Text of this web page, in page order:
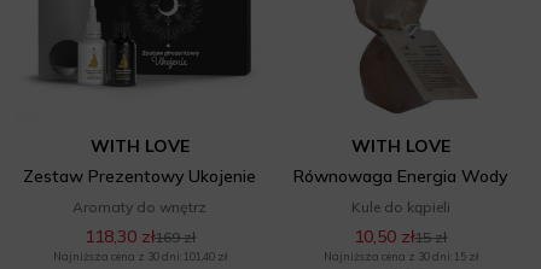
WITH LOVE
Zestaw Prezentowy Ukojenie
Aromaty do wnętrz
118,30 zł169 zł
Najniższa cena z 30 dni: 101,40 zł
WITH LOVE
Równowaga Energia Wody
Kule do kąpieli
10,50 zł15 zł
Najniższa cena z 30 dni: 15 zł